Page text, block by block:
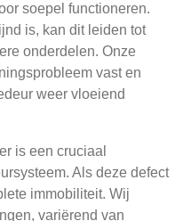
soepel functioneren.
is, kan dit leiden tot
onderdelen. Onze
vast en
weer vloeiend
is een cruciaal
Als deze defect
immobiliteit. Wij
variërend van